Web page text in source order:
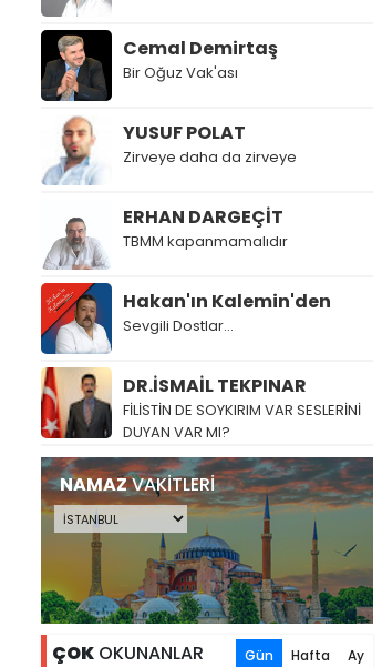
Cemal Demirtaş
Bir Oğuz Vak'ası
YUSUF POLAT
Zirveye daha da zirveye
ERHAN DARGEÇİT
TBMM kapanmamalıdır
Hakan'ın Kalemin'den
Sevgili Dostlar...
DR.İSMAİL TEKPINAR
FİLİSTİN DE SOYKIRIM VAR SESLERİNİ
DUYAN VAR MI?
NAMAZVAKİTLERİ
ÇOK OKUNANLAR Gün Hafta Ay